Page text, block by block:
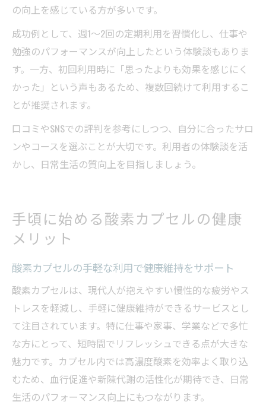
の向上を感じている方が多いです。
成功例として、週1〜2回の定期利用を習慣化し、仕事や
勉強のパフォーマンスが向上したという体験談もありま
す。一方、初回利用時に「思ったよりも効果を感じにく
かった」という声もあるため、複数回続けて利用するこ
とが推奨されます。
口コミやSNSでの評判を参考にしつつ、自分に合ったサロ
ンやコースを選ぶことが大切です。利用者の体験談を活
かし、日常生活の質向上を目指しましょう。
手頃に始める酸素カプセルの健康
メリット
酸素カプセルの手軽な利用で健康維持をサポート
酸素カプセルは、現代人が抱えやすい慢性的な疲労やス
トレスを軽減し、手軽に健康維持ができるサービスとし
て注目されています。特に仕事や家事、学業などで多忙
な方にとって、短時間でリフレッシュできる点が大きな
魅力です。カプセル内では高濃度酸素を効率よく取り込
むため、血行促進や新陳代謝の活性化が期待でき、日常
生活のパフォーマンス向上にもつながります。